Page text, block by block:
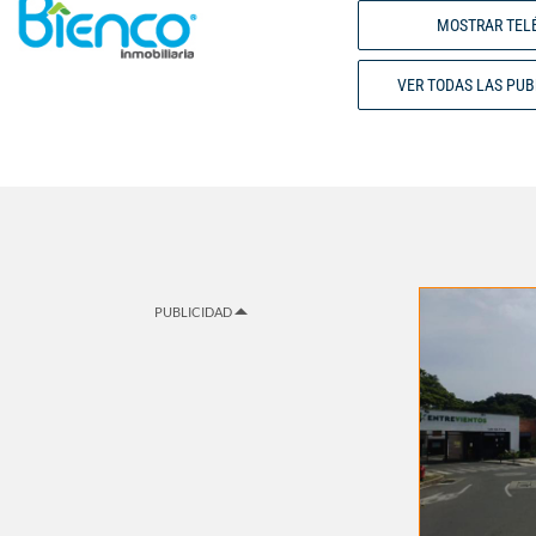
MOSTRAR
VER TODAS LAS
PUBLICIDAD